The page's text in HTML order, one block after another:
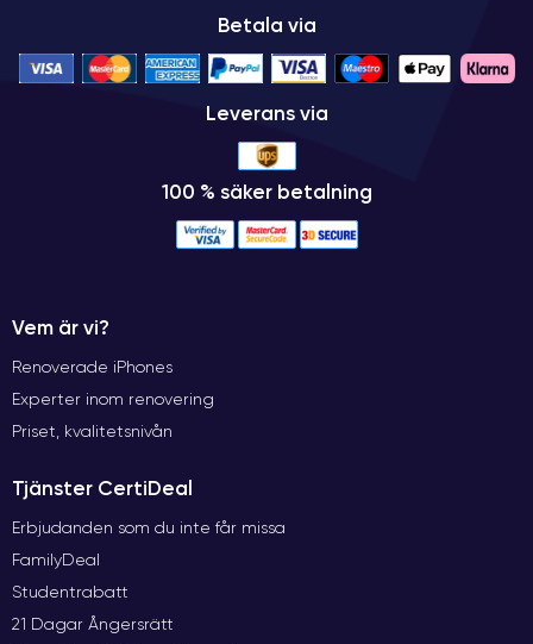
Betala via
Leverans via
100 % säker betalning
Vem är vi?
Renoverade iPhones
Experter inom renovering
Priset, kvalitetsnivån
Tjänster CertiDeal
Erbjudanden som du inte får missa
FamilyDeal
Studentrabatt
21 Dagar Ångersrätt